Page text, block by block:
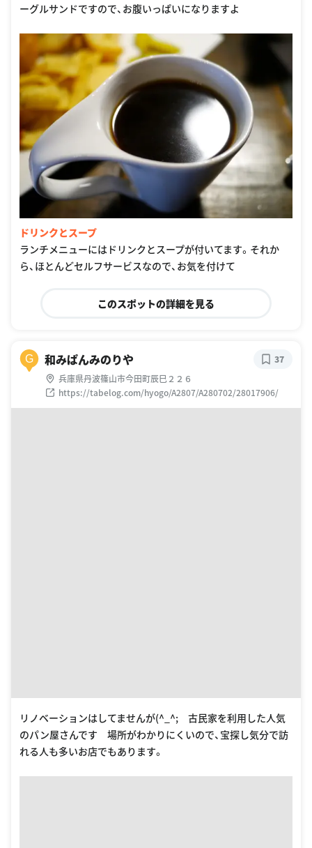
ーグルサンドですので、お腹いっぱいになりますよ
ドリンクとスープ
ランチメニューにはドリンクとスープが付いてます。それか
ら、ほとんどセルフサービスなので、お気を付けて
このスポットの詳細を見る
G 和みぱんみのりや
兵庫県丹波篠山市今田町辰巳２２６
https://tabelog.com/hyogo/A2807/A280702/28017906/
37
リノベーションはしてませんが(^_^; 古民家を利用した人気
のパン屋さんです 場所がわかりにくいので、宝探し気分で訪
れる人も多いお店でもあります。